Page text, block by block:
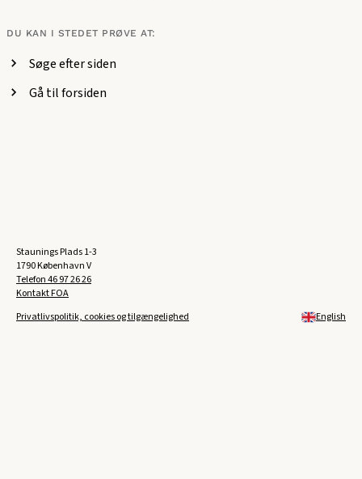
DU KAN I STEDET PRØVE AT:
Søge efter siden
Gå til forsiden
Staunings Plads 1-3
1790 København V
Telefon46 97 26 26
Kontakt FOA
Privatlivspolitik, cookies og tilgængelighed
English